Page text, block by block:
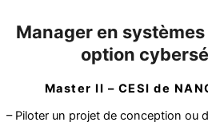
Manager en
option
Master II – CESI de
– Piloter un projet de conception ou